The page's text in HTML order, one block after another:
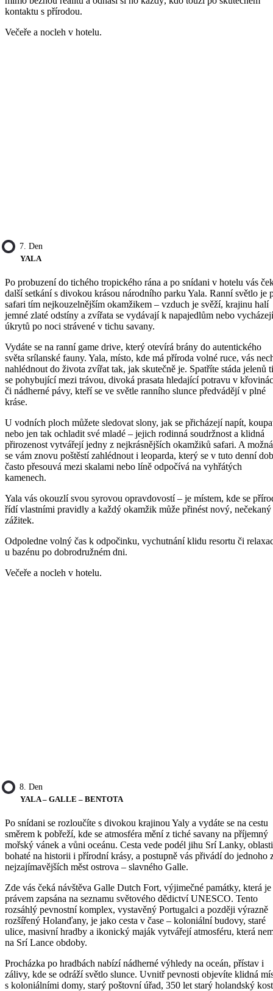
kontaktu s přírodou.
Večeře a nocleh v hotelu.
7. Den
YALA
Po probuzení do tichého tropického rána a po snídani v hotelu vás
další setkání s divokou krásou národního parku Yala. Ranní světlo je
safari tím nejkouzelnějším okamžikem – vzduch je svěží, krajinu halí
jemné zlaté odstíny a zvířata se vydávají k napajedlům nebo
úkrytů po noci strávené v tichu savany.
Vydáte se na ranní game drive, který otevírá brány do autentického
světa srílanské fauny. Yala, místo, kde má příroda volné ruce, vás
nahlédnout do života zvířat tak, jak skutečně je. Spatříte stáda jelenů
se pohybující mezi trávou, divoká prasata hledající potravu v
či nádherné pávy, kteří se ve světle ranního slunce předvádějí v plné
kráse.
U vodních ploch můžete sledovat slony, jak se přicházejí napít,
nebo jen tak ochladit své mladé – jejich rodinná soudržnost a klidná
přirozenost vytvářejí jedny z nejkrásnějších okamžiků safari. A možná
se vám znovu poštěstí zahlédnout i leoparda, který se v tuto denní
často přesouvá mezi skalami nebo líně odpočívá na vyhřátých
kamenech.
Yala vás okouzlí svou syrovou opravdovostí – je místem, kde se
řídí vlastními pravidly a každý okamžik může přinést nový, nečekaný
zážitek.
Odpoledne volný čas k odpočinku, vychutnání klidu resortu či
u bazénu po dobrodružném dni.
Večeře a nocleh v hotelu.
8. Den
YALA – GALLE – BENTOTA
Po snídani se rozloučíte s divokou krajinou Yaly a vydáte se na cestu
směrem k pobřeží, kde se atmosféra mění z tiché savany na příjemný
mořský vánek a vůni oceánu. Cesta vede podél jihu Srí Lanky, oblasti
bohaté na historii i přírodní krásy, a postupně vás přivádí do jednoho
nejzajímavějších měst ostrova – slavného Galle.
Zde vás čeká návštěva Galle Dutch Fort, výjimečné památky, která je
právem zapsána na seznamu světového dědictví UNESCO. Tento
rozsáhlý pevnostní komplex, vystavěný Portugalci a později výrazně
rozšířený Holanďany, je jako cesta v čase – koloniální budovy, staré
ulice, masivní hradby a ikonický maják vytvářejí atmosféru, která
na Srí Lance obdoby.
Procházka po hradbách nabízí nádherné výhledy na oceán, přístav i
zálivy, kde se odráží světlo slunce. Uvnitř pevnosti objevíte klidná
s koloniálními domy, starý poštovní úřad, 350 let starý holandský